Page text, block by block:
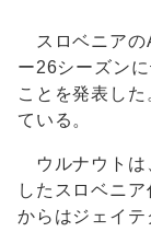
スロベニアの
ー26シーズン
ことを発表し
ている。
ウルナウトは
したスロベニ
からはジェイテ